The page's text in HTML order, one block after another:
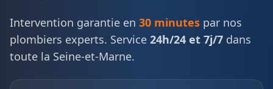
Intervention garantie en 30 minutes par nos
plombiers experts. Service 24h/24 et 7j/7 dans
toute la Seine-et-Marne.